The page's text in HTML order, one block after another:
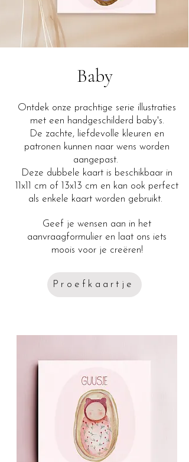
Baby
Ontdek onze prachtige serie illustraties
met een handgeschilderd baby's.
De zachte, liefdevolle kleuren en
patronen kunnen naar wens worden
aangepast.
Deze dubbele kaart is beschikbaar in
11x11 cm of 13x13 cm en kan ook perfect
als enkele kaart worden gebruikt.
Geef je wensen aan in het
aanvraagformulier en laat ons iets
moois voor je creëren!
Proefkaartje